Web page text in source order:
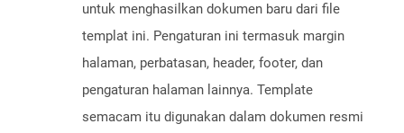
untuk menghasilkan dokumen baru dari file
templat ini. Pengaturan ini termasuk margin
halaman, perbatasan, header, footer, dan
pengaturan halaman lainnya. Template
semacam itu digunakan dalam dokumen resmi